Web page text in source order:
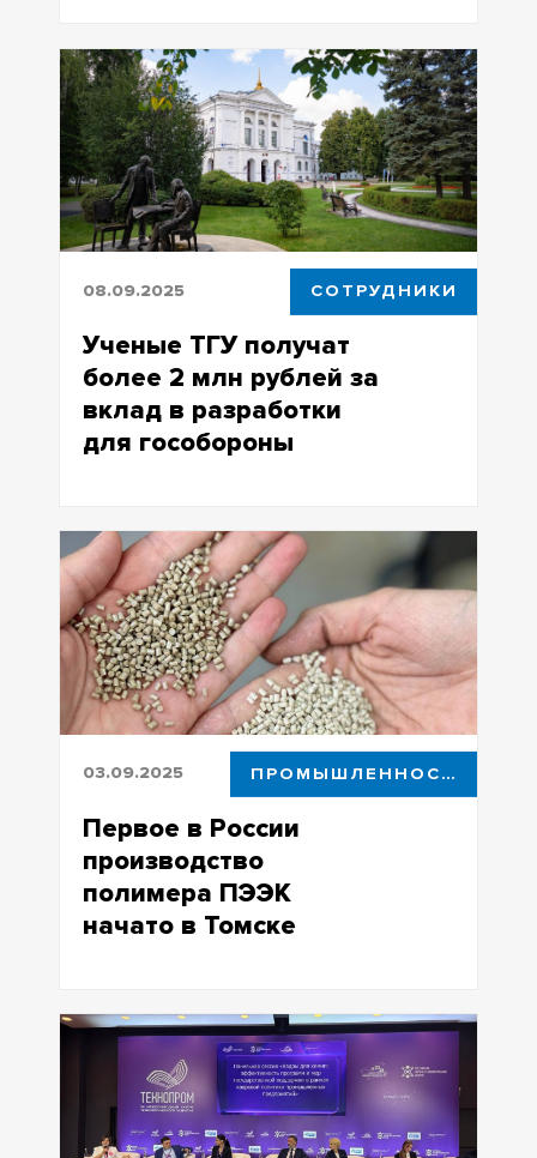
поддержано Минпромторгом РФ в
рамках программы по развитию
электронного машиностроения
08.09.2025 СОТРУДНИКИ
Ученые ТГУ получат
более 2 млн рублей за
вклад в разработки
для гособороны
конкурса стипендий для
исполнителей гособоронзаказа
03.09.2025 ПРОМЫШЛЕННОСТЬ
Первое в России
производство
полимера ПЭЭК
начато в Томске
Институтом пластмасс начинает
выпуск полиэфирэфиркетона для
высокотехнологичных отраслей
промышленности